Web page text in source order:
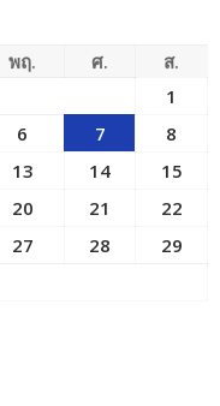
พฤ. ศ.
ส.
1
6 7
8
13 14
15
20 21
22
27 28
29